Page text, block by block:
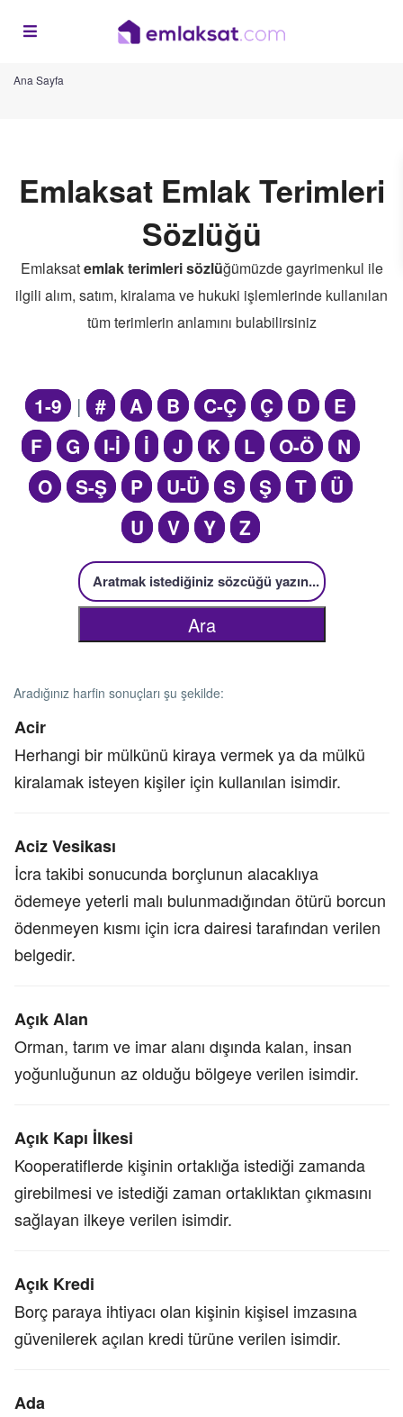
Ana Sayfa
Emlaksat Emlak Terimleri
Sözlüğü
Emlaksatemlak terimleri sözlüğümüzde gayrimenkul ile
ilgili alım, satım, kiralama ve hukuki işlemlerinde kullanılan
tüm terimlerin anlamını bulabilirsiniz
1-9 | # A B C-Ç Ç D
E
F
G I-İ İ J K L O-Ö
N
O
S-Ş P U-Ü S Ş T
Ü
U
V Y Z
Aradığınız harfin sonuçları şu şekilde:
Acir
Herhangi bir mülkünü kiraya vermek ya da mülkü
kiralamak isteyen kişiler için kullanılan isimdir.
Aciz Vesikası
İcra takibi sonucunda borçlunun alacaklıya
ödemeye yeterli malı bulunmadığından ötürü borcun
ödenmeyen kısmı için icra dairesi tarafından verilen
belgedir.
Açık Alan
Orman, tarım ve imar alanı dışında kalan, insan
yoğunluğunun az olduğu bölgeye verilen isimdir.
Açık Kapı İlkesi
Kooperatiflerde kişinin ortaklığa istediği zamanda
girebilmesi ve istediği zaman ortaklıktan çıkmasını
sağlayan ilkeye verilen isimdir.
Açık Kredi
Borç paraya ihtiyacı olan kişinin kişisel imzasına
güvenilerek açılan kredi türüne verilen isimdir.
Ada